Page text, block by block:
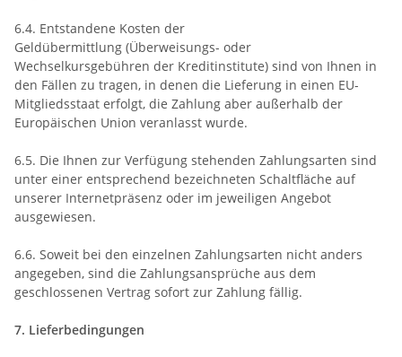
6.4. Entstandene Kosten der
Geldübermittlung (Überweisungs- oder
Wechselkursgebühren der Kreditinstitute) sind von Ihnen in
den Fällen zu tragen, in denen die Lieferung in einen EU-
Mitgliedsstaat erfolgt, die Zahlung aber außerhalb der
Europäischen Union veranlasst wurde.
6.5. Die Ihnen zur Verfügung stehenden Zahlungsarten sind
unter einer entsprechend bezeichneten Schaltfläche auf
unserer Internetpräsenz oder im jeweiligen Angebot
ausgewiesen.
6.6. Soweit bei den einzelnen Zahlungsarten nicht anders
angegeben, sind die Zahlungsansprüche aus dem
geschlossenen Vertrag sofort zur Zahlung fällig.
7. Lieferbedingungen